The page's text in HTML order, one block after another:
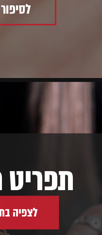
תפריט
לצפיה